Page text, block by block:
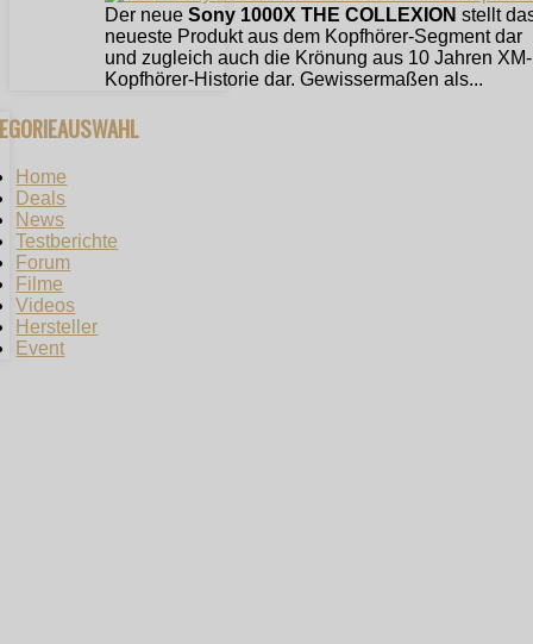
Der neue Sony 1000X THE COLLEXION stellt
neueste Produkt aus dem Kopfhörer-Segment dar
und zugleich auch die Krönung aus 10 Jahren XM-
Kopfhörer-Historie dar. Gewissermaßen als...
Home
Deals
News
Testberichte
Forum
Filme
Videos
Hersteller
Event